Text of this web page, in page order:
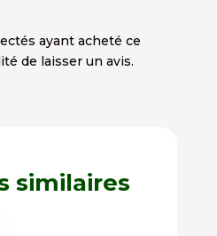
ayant acheté ce
de laisser un avis.
similaires